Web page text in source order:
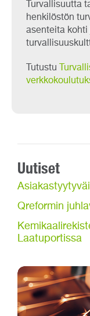
Turvallisuutta
henkilöstön
asenteita
Tutustu
Uutiset
Qreformin
Laatuportissa